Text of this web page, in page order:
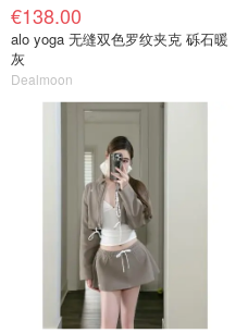
€138.00
alo yoga 无缝双色罗纹夹克 砾石暖
灰
Dealmoon